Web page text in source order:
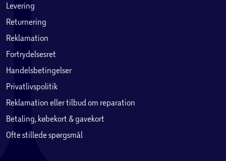
Levering
Returnering
Reklamation
Fortrydelsesret
Handelsbetingelser
Privatlivspolitik
Reklamation eller tilbud om reparation
Betaling, købekort & gavekort
Ofte stillede spørgsmål